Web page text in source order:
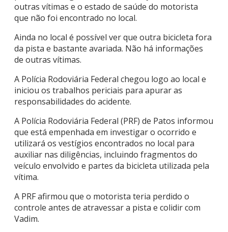
outras vítimas e o estado de saúde do motorista
que não foi encontrado no local.
Ainda no local é possível ver que outra bicicleta fora
da pista e bastante avariada. Não há informações
de outras vítimas.
A Polícia Rodoviária Federal chegou logo ao local e
iniciou os trabalhos periciais para apurar as
responsabilidades do acidente.
A Polícia Rodoviária Federal (PRF) de Patos informou
que está empenhada em investigar o ocorrido e
utilizará os vestígios encontrados no local para
auxiliar nas diligências, incluindo fragmentos do
veículo envolvido e partes da bicicleta utilizada pela
vítima.
A PRF afirmou que o motorista teria perdido o
controle antes de atravessar a pista e colidir com
Vadim.